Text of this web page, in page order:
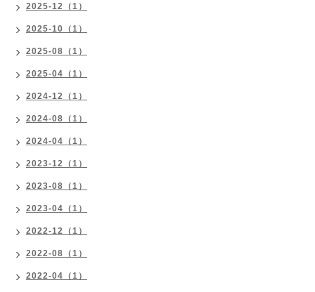
2025-12（1）
2025-10（1）
2025-08（1）
2025-04（1）
2024-12（1）
2024-08（1）
2024-04（1）
2023-12（1）
2023-08（1）
2023-04（1）
2022-12（1）
2022-08（1）
2022-04（1）